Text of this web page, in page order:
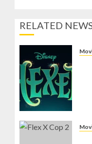
RELATED